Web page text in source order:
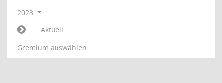
2023
Aktuell
Gremium auswählen